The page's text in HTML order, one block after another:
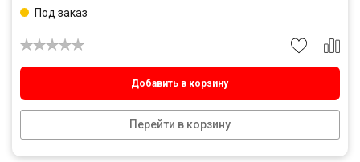
Добавить в корзину
Перейти в корзину
Под заказ